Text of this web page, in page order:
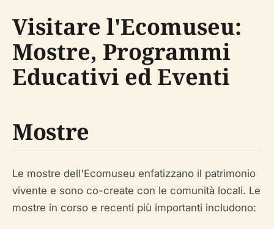
Visitare l'Ecomuseu:
Mostre, Programmi
Educativi ed Eventi
Mostre
Le mostre dell'Ecomuseu enfatizzano il patrimonio
vivente e sono co-create con le comunità locali. Le
mostre in corso e recenti più importanti includono: